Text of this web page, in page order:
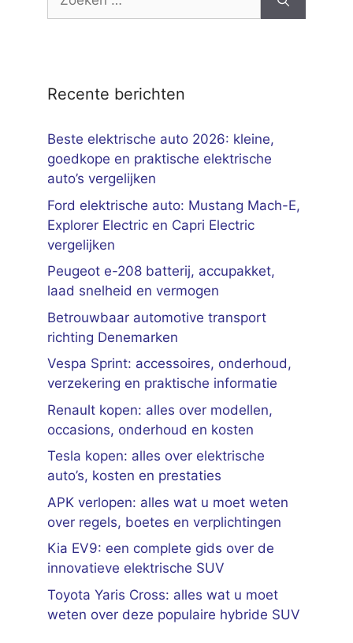
Recente berichten
Beste elektrische auto 2026: kleine,
goedkope en praktische elektrische
auto’s vergelijken
Ford elektrische auto: Mustang Mach-E,
Explorer Electric en Capri Electric
vergelijken
Peugeot e-208 batterij, accupakket,
laad snelheid en vermogen
Betrouwbaar automotive transport
richting Denemarken
Vespa Sprint: accessoires, onderhoud,
verzekering en praktische informatie
Renault kopen: alles over modellen,
occasions, onderhoud en kosten
Tesla kopen: alles over elektrische
auto’s, kosten en prestaties
APK verlopen: alles wat u moet weten
over regels, boetes en verplichtingen
Kia EV9: een complete gids over de
innovatieve elektrische SUV
Toyota Yaris Cross: alles wat u moet
weten over deze populaire hybride SUV